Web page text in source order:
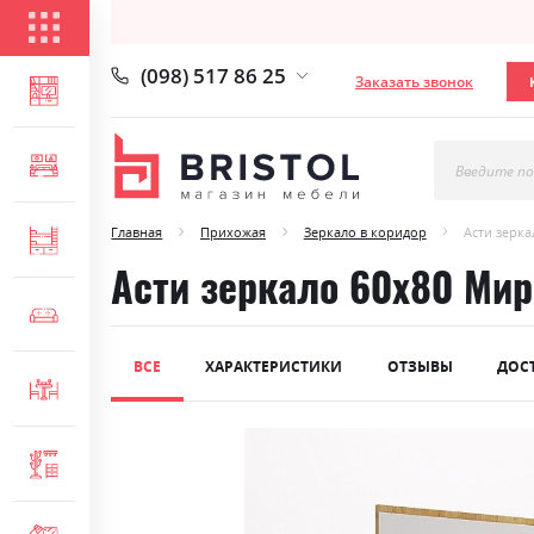
ГОСТИНАЯ
СПАЛЬНЯ
ДЕТСКАЯ
МЯГКАЯ МЕБЕЛЬ
(098) 517 86 25 Заказать звонок
Введите
Главная Прихожая Зеркало в коридор Асти
Асти зеркало 60х80
ВСЕ ХАРАКТЕРИСТИКИ ОТЗЫВЫ